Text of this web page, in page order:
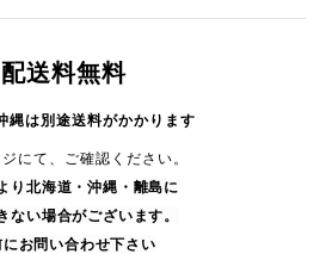
配送料無料
縄は別途送料がかかります
にて、ご確認ください。
り北海道・沖縄・ 離島に
ない場合がございます。
にお問い合わせ下さい